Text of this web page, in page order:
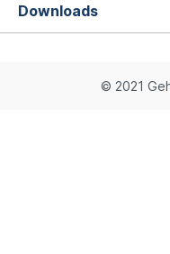
Downloads
© 2021